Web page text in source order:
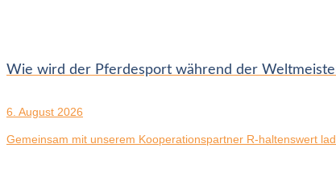
Wie wird der Pferdesport während der
6. August 2026
Gemeinsam mit unserem Kooperationspartner R-haltenswert